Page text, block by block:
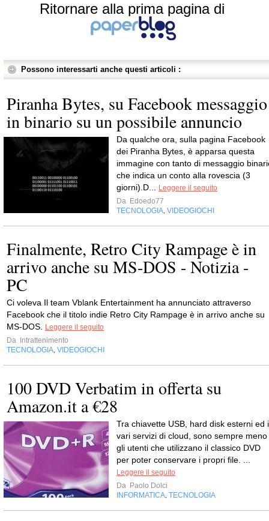
Ritornare alla prima pagina di
Possono interessarti anche questi articoli :
Piranha Bytes, su Facebook messaggio
in binario su un possibile annuncio
Da qualche ora, sulla pagina Facebook
dei Piranha Bytes, è apparsa questa
immagine con tanto di messaggio
che indica un conto alla rovescia (3
giorni).D...
Leggere il seguito
Da Edoedo77
TECNOLOGIA VIDEOGIOCHI
Finalmente, Retro City Rampage è in
arrivo anche su MS-DOS - Notizia -
PC
Ci voleva Il team Vblank Entertainment ha annunciato attraverso
Facebook che il titolo indie Retro City Rampage è in arrivo anche su
MS-DOS.
Leggere il seguito
Da
Intrattenimento
TECNOLOGIA VIDEOGIOCHI
100 DVD Verbatim in offerta su
Amazon.it a €28
Tra chiavette USB, hard disk esterni ed i
vari servizi di cloud, sono sempre meno
gli utenti che utilizzano il classico DVD
per poter conservare i propri file. ...
Leggere il seguito
Da Paolo Dolci
INFORMATICA TECNOLOGIA